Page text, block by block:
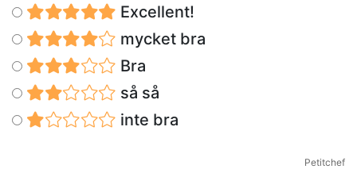
Excellent!
mycket bra
Bra
så så
inte bra
Petitchef